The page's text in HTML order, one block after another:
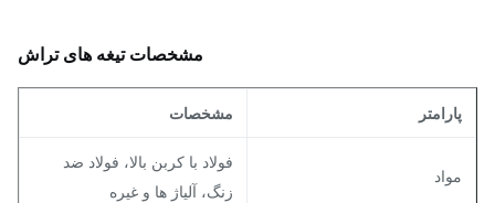
مشخصات تیغه های تراش
مشخصات
فولاد با کربن بالا، فولاد ضد
زنگ، آلیاژ ها و غیره